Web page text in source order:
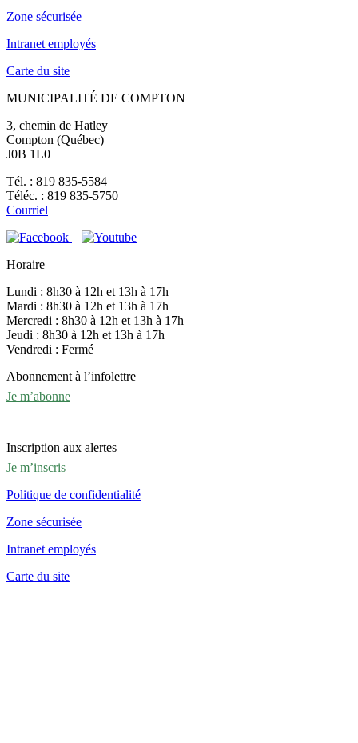
Zone sécurisée
Intranet employés
Carte du site
MUNICIPALITÉ DE COMPTON
3, chemin de Hatley
Compton (Québec)
J0B 1L0
Tél. : 819 835-5584
Téléc. : 819 835-5750
Courriel
Horaire
Lundi : 8h30 à 12h et 13h à 17h
Mardi : 8h30 à 12h et 13h à 17h
Mercredi : 8h30 à 12h et 13h à 17h
Jeudi : 8h30 à 12h et 13h à 17h
Vendredi : Fermé
Abonnement à l’infolettre
Je m’abonne
Inscription aux alertes
Je m’inscris
Politique de confidentialité
Zone sécurisée
Intranet employés
Carte du site